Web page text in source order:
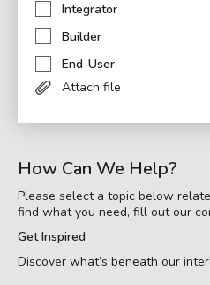
Integrator
Builder
End-User
Attach file
How Can We Help?
Please select a topic below
find what you need, fill out our
Get Inspired
Discover what’s beneath our